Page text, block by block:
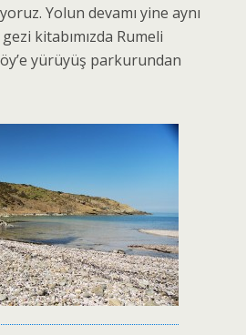
Yolun devamı yine aynı
kitabımızda Rumeli
yürüyüş parkurundan